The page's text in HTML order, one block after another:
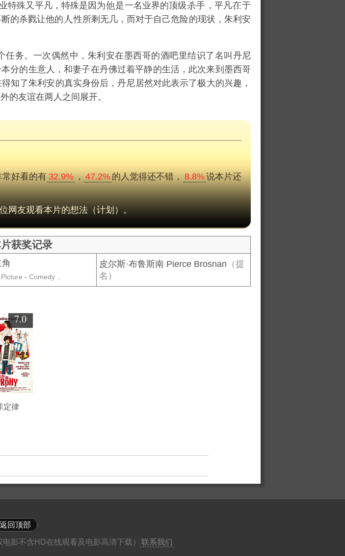
特殊又平凡，特殊是因为 是一名业界的顶级 手，平凡
于
的杀戮让他的
性所剩无几，而对于自己危险的现状，朱利安
务。一次偶然中，朱利安在墨西哥的酒吧里结识了名叫丹尼
分的生意人，和妻子在丹佛过着平静的生活，此次来到墨西哥
知了朱利安的真实身份后，丹尼居然对此表示了极大的兴趣，
的友谊在两人之间展开。
常好看的有32.9%，47.2%的人觉得还不错，8.8%说本片还
位网友观看本片的想法（计划）。
获奖记录
- Comedy ..
皮尔斯·布鲁斯南 Pierce Brosnan （提
名）
7.0
定律
返回顶部
电影不含HD在线观看及电影高清下载） 联系我们